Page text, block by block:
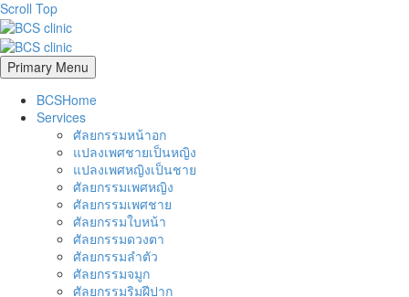
Scroll Top
Primary Menu
BCSHome
Services
ศัลยกรรมหน้าอก
แปลงเพศชายเป็นหญิง
แปลงเพศหญิงเป็นชาย
ศัลยกรรมเพศหญิง
ศัลยกรรมเพศชาย
ศัลยกรรมใบหน้า
ศัลยกรรมดวงตา
ศัลยกรรมลำตัว
ศัลยกรรมจมูก
ศัลยกรรมริมฝีปาก